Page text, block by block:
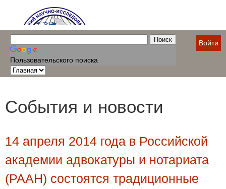
Пользовательского поиска
Войти
События и новости
14 апреля 2014 года в Российской
академии адвокатуры и нотариата
(РААН) состоятся традиционные